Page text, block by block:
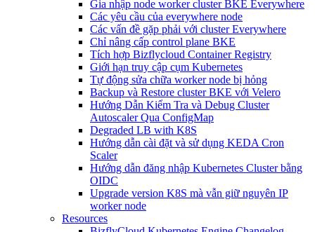
Gia nhập node worker cluster BKE Everywhere
Các yêu cầu của everywhere node
Các vấn đề gặp phải với cluster Everywhere
Chỉ nâng cấp control plane BKE
Tích hợp Bizflycloud Container Registry
Giới hạn truy cập cụm Kubernetes
Tự động sửa chữa worker node bị hỏng
Backup và Restore cluster BKE với Velero
Hướng Dẫn Kiểm Tra và Debug Cluster
Autoscaler Qua ConfigMap
Degraded LB with K8S
Hướng dẫn cài đặt và sử dụng KEDA Cron
Scaler
Hướng dẫn đăng nhập Kubernetes Cluster bằng
OIDC
Upgrade version K8S mà vẫn giữ nguyên IP
worker node
Resources